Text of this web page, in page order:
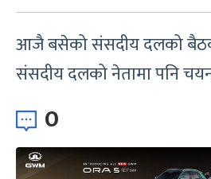
आजै बसेको संसदीय दलको
संसदीय दलको नेतामा पनि
0